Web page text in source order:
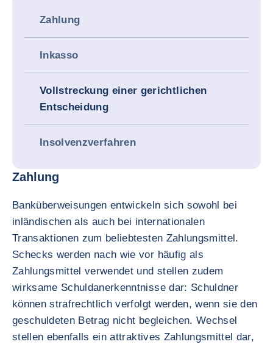
Zahlung
Inkasso
Vollstreckung einer gerichtlichen
Entscheidung
Insolvenzverfahren
Zahlung
Banküberweisungen entwickeln sich sowohl bei
inländischen als auch bei internationalen
Transaktionen zum beliebtesten Zahlungsmittel.
Schecks werden nach wie vor häufig als
Zahlungsmittel verwendet und stellen zudem
wirksame Schuldanerkenntnisse dar: Schuldner
können strafrechtlich verfolgt werden, wenn sie den
geschuldeten Betrag nicht begleichen. Wechsel
stellen ebenfalls ein attraktives Zahlungsmittel dar,